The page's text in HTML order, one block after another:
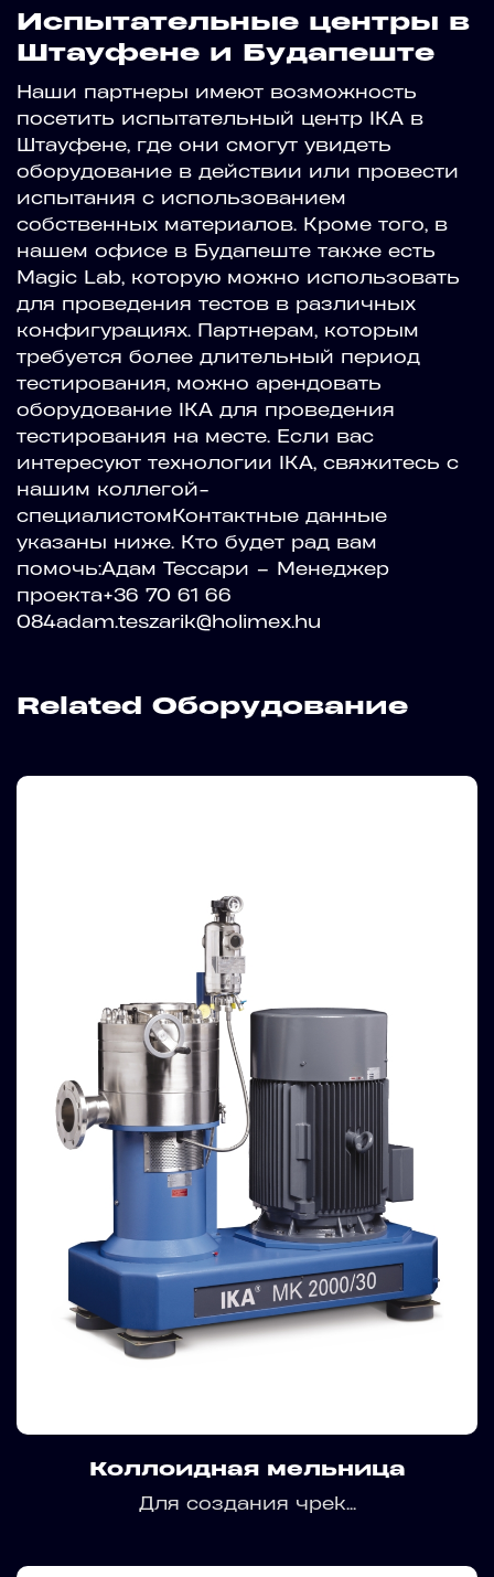
Испытательные центры в
Штауфене и Будапеште
Наши партнеры имеют возможность
посетить испытательный центр IKA в
Штауфене, где они смогут увидеть
оборудование в действии или провести
испытания с использованием
собственных материалов. Кроме того, в
нашем офисе в Будапеште также есть
Magic Lab, которую можно использовать
для проведения тестов в различных
конфигурациях. Партнерам, которым
требуется более длительный период
тестирования, можно арендовать
оборудование IKA для проведения
тестирования на месте. Если вас
интересуют технологии IKA, свяжитесь с
нашим коллегой-
специалистомКонтактные данные
указаны ниже. Кто будет рад вам
помочь:Адам Тессари – Менеджер
проекта+36 70 61 66
084adam.teszarik@holimex.hu
Related Оборудование
Коллоидная мельница
Для создания чреk...